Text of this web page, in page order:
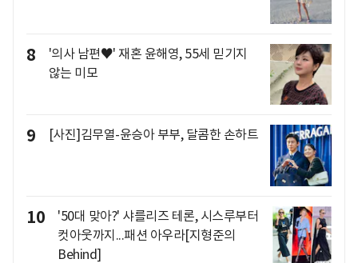
8
'의사 남편♥' 재혼 윤해영, 55세 믿기지
않는 미모
9 [사진]김무열-윤승아 부부, 달콤한 손하트
10
'50대 맞아?' 샤를리즈 테론, 시스루부터
컷아웃까지...패션 아우라[지형준의
Behind]